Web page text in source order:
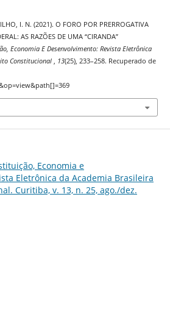
I. N. (2021). O FORO POR PRERROGATIVA
AS RAZÕES DE UMA “CIRANDA”
Economia E Desenvolvimento: Revista Eletrônica
Constitucional , 13(25), 233–258. Recuperado de
Economia e
Eletrônica da Academia Brasileira
Curitiba, v. 13, n. 25, ago./dez.